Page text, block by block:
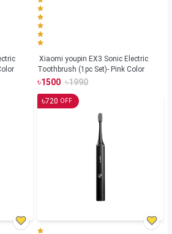
Toothbrush (1pc Set)- Pink Color
৳1500 ৳1990
৳720 OFF